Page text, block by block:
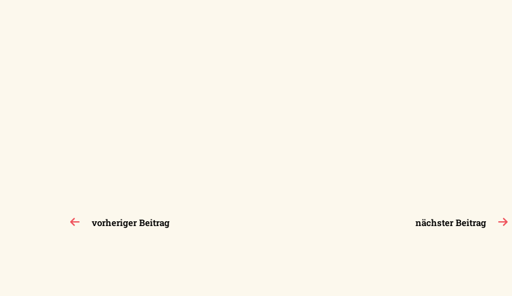
Beitragsnavigation
vorheriger Beitrag nächster Beitrag